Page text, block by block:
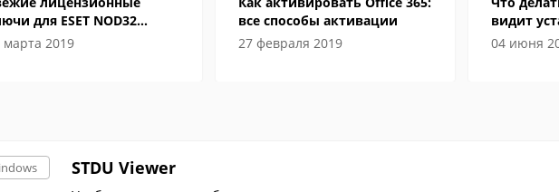
для ESET NOD32
Security до 2019-2020
марта 2019
все способы активации
27 февраля 2019
видит
04 июня
STDU Viewer